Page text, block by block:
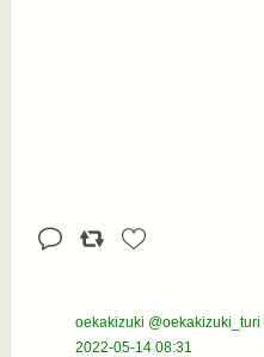
oekakizuki @oekakizuki_turi
2022-05-14 08:31